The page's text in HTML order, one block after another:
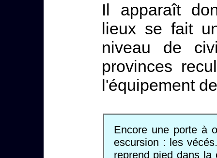
Il apparaît
lieux se fait
niveau de
provinces
l'équipement
Encore une porte à
escursion : les
reprend pied dans